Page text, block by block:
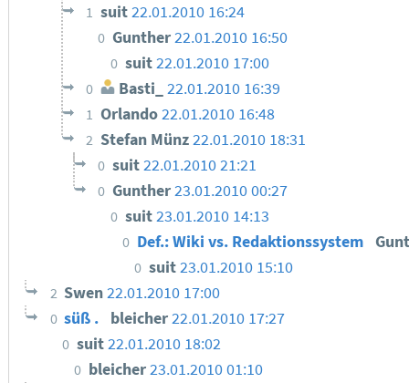
1 suit22.01.2010 16:24
0 Gunther22.01.2010 16:50
0 suit22.01.2010 17:00
0 Basti_ 22.01.2010 16:39
1 Orlando22.01.2010 16:48
2 Stefan Münz22.01.2010 18:31
0 suit22.01.2010 21:21
0 Gunther23.01.2010 00:27
0 suit23.01.2010 14:13
0 Def.: Wiki vs. Redaktionssystem
0 suit23.01.2010 15:10
2 Swen22.01.2010 17:00
0 süß . bleicher22.01.2010 17:27
0 suit22.01.2010 18:02
0 bleicher23.01.2010 01:10